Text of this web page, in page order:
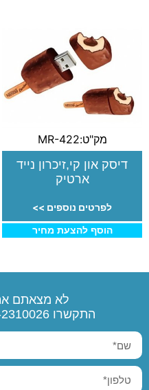
מק"ט:MR-422
דיסק און קי,זיכרון נייד
ארטיק
לפרטים נוספים >>
הוסף להצעת מחיר
לא מצאתם
התקשרו